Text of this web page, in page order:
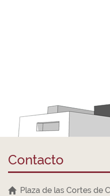
Contacto
Plaza de las Cortes de